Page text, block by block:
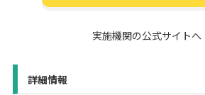
実施機関の公式サイトへ
詳細情報